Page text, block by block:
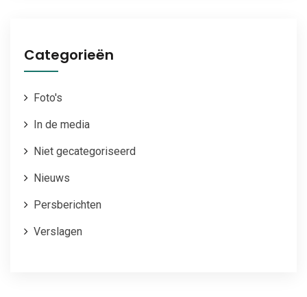
Categorieën
Foto's
In de media
Niet gecategoriseerd
Nieuws
Persberichten
Verslagen